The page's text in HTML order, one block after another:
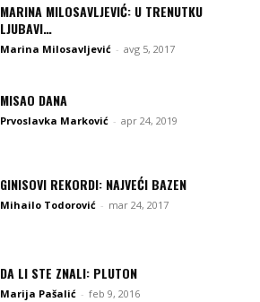
MARINA MILOSAVLJEVIĆ: U TRENUTKU
LJUBAVI…
Marina Milosavljević - avg 5, 2017
MISAO DANA
Prvoslavka Marković - apr 24, 2019
GINISOVI REKORDI: NAJVEĆI BAZEN
Mihailo Todorović - mar 24, 2017
DA LI STE ZNALI: PLUTON
Marija Pašalić - feb 9, 2016